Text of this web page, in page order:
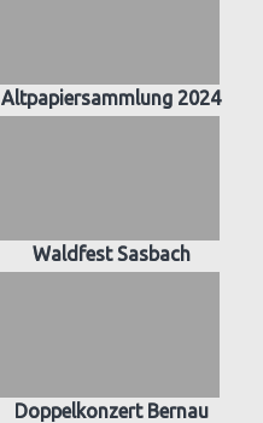
Altpapiersammlung 2024
Waldfest Sasbach
Doppelkonzert Bernau